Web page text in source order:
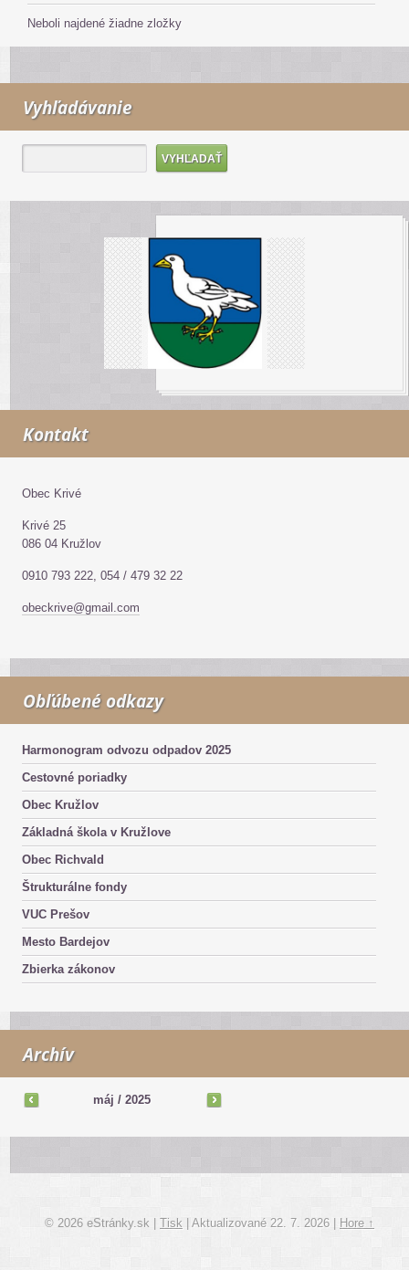
Neboli najdené žiadne zložky
Vyhľadávanie
Kontakt
Obec Krivé
Krivé 25
086 04 Kružlov
0910 793 222, 054 / 479 32 22
obeckrive@gmail.com
Obľúbené odkazy
Harmonogram odvozu odpadov 2025
Cestovné poriadky
Obec Kružlov
Základná škola v Kružlove
Obec Richvald
Štrukturálne fondy
VUC Prešov
Mesto Bardejov
Zbierka zákonov
Archív
máj / 2025
© 2026 eStránky.sk | Tisk | Aktualizované 22. 7. 2026 | Hore ↑